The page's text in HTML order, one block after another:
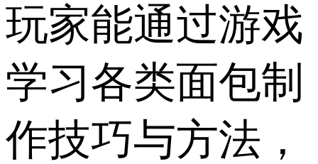
玩家能通过游戏
学习各类面包制
作技巧与方法，